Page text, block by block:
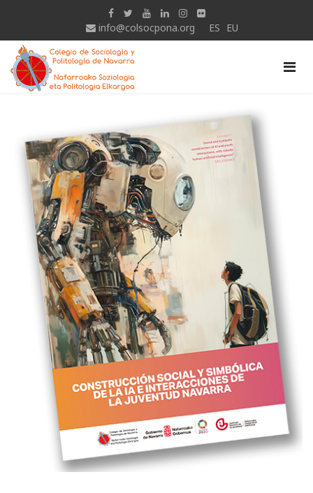
info@colsocpona.org ES EU